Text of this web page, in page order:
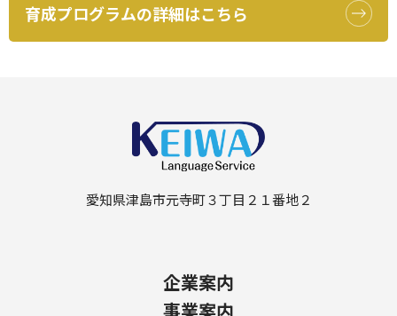
育成プログラムの詳細はこちら
愛知県津島市元寺町３丁目２１番地２
企業案内
事業案内